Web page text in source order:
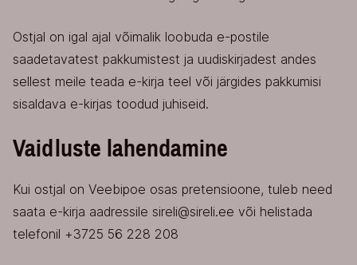
Ostjal on igal ajal võimalik loobuda e-postile
saadetavatest pakkumistest ja uudiskirjadest andes
sellest meile teada e-kirja teel või järgides pakkumisi
sisaldava e-kirjas toodud juhiseid.
Vaidluste lahendamine
Kui ostjal on Veebipoe osas pretensioone, tuleb need
saata e-kirja aadressile sireli@sireli.ee või helistada
telefonil +3725 56 228 208